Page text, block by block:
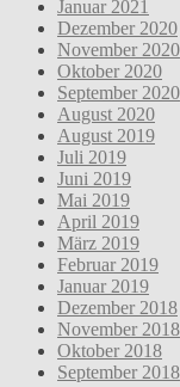
Januar 2021
Dezember 2020
November 2020
Oktober 2020
September 2020
August 2020
August 2019
Juli 2019
Juni 2019
Mai 2019
April 2019
März 2019
Februar 2019
Januar 2019
Dezember 2018
November 2018
Oktober 2018
September 2018